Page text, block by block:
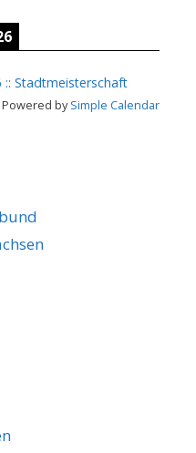
:: Stadtmeisterschaft
Powered bySimple Calendar